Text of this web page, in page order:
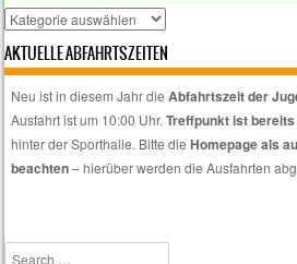
Hier
wenn
Themen
interessieren.
AKTUELLE ABFAHRTSZEITEN
Neu ist in diesem Jahr dieAbfahrtszeit der
Ausfahrt ist um 10:00 Uhr.Treffpunkt ist
hinter der Sporthalle. Bitte dieHomepage als
beachten– hierüber werden die Ausfahrten
Search